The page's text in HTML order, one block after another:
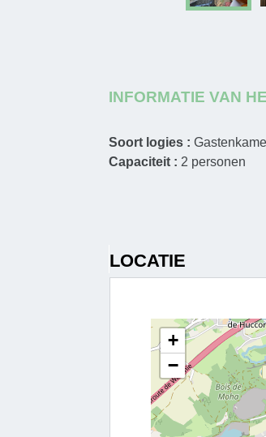
INFORMATIE VAN
Soort logies :
Capaciteit : 2 personen
LOCATIE
+
−